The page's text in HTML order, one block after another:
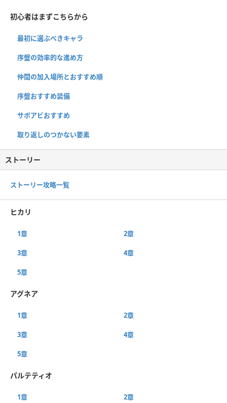
初心者はまずこちらから
最初に選ぶべきキャラ
序盤の効率的な進め方
仲間の加入場所とおすすめ順
序盤おすすめ装備
サポアビおすすめ
取り返しのつかない要素
ストーリー
ストーリー攻略一覧
ヒカリ
1章 2章
3章 4章
5章
アグネア
1章 2章
3章 4章
5章
パルテティオ
1章 2章